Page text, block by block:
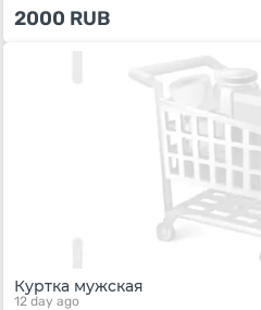
2000 RUB
Куртка мужская
12 day ago